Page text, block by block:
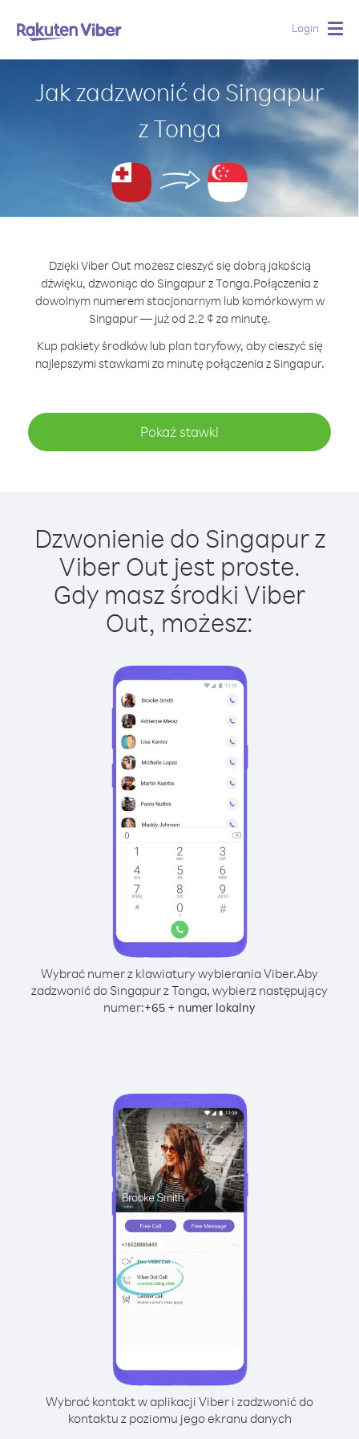
Login
Jak zadzwonić do Singapur
z Tonga
Dzięki Viber Out możesz cieszyć się dobrą jakością
dźwięku, dzwoniąc do Singapur z Tonga.Połączenia z
dowolnym numerem stacjonarnym lub komórkowym w
Singapur — już od 2.2 ¢ za minutę.
Kup pakiety środków lub plan taryfowy, aby cieszyć się
najlepszymi stawkami za minutę połączenia z Singapur.
Pokaż stawki
Dzwonienie do Singapur z
Viber Out jest proste.
Gdy masz środki Viber
Out, możesz:
Wybrać numer z klawiatury wybierania Viber.Aby
zadzwonić do Singapur z Tonga, wybierz następujący
numer:+65 + numer lokalny
Wybrać kontakt w aplikacji Viber i zadzwonić do
kontaktu z poziomu jego ekranu danych